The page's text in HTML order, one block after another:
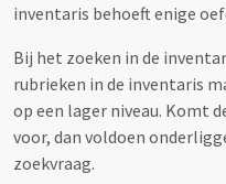
inventaris behoeft enige
Bij het zoeken in de
rubrieken in de inventaris
op een lager niveau. Komt
voor, dan voldoen
zoekvraag.